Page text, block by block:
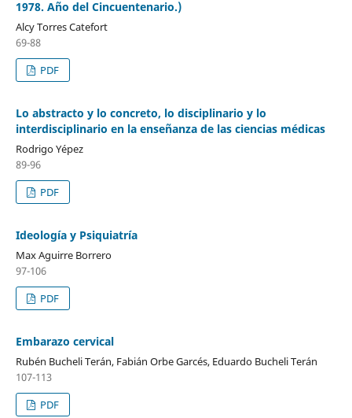
1978. Año del Cincuentenario.)
Alcy Torres Catefort
69-88
PDF
Lo abstracto y lo concreto, lo disciplinario y lo
interdisciplinario en la enseñanza de las ciencias médicas
Rodrigo Yépez
89-96
PDF
Ideología y Psiquiatría
Max Aguirre Borrero
97-106
PDF
Embarazo cervical
Rubén Bucheli Terán, Fabián Orbe Garcés, Eduardo Bucheli Terán
107-113
PDF